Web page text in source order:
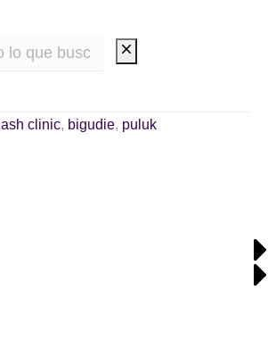
lash clinic, bigudie, puluk